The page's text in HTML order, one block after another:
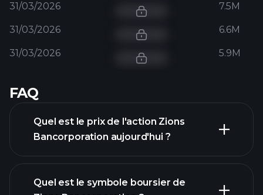
31/03/2026 7.5M
31/03/2026 6.6M
31/03/2026 5.9M
FAQ
Quel est le prix de l'action Zions
Bancorporation aujourd'hui ?
Quel est le symbole boursier de